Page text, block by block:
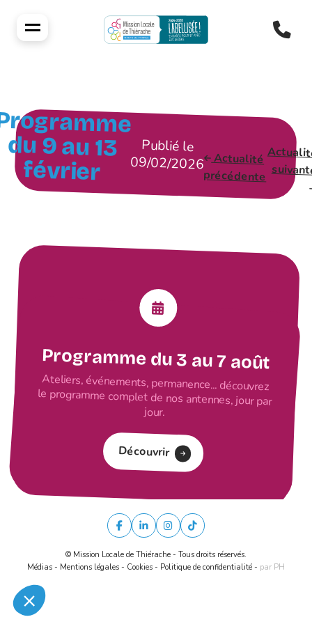
9 au 13
février
Publié le
09/02/2026 Actualité
précédente
Programme du 3 au 7 août
Ateliers, événements, permanence... découvrez
le programme complet de nos antennes, jour par
jour.
Découvrir
© Mission Locale de Thiérache - Tous droits réservés.
Médias - Mentions légales - Cookies - Politique de confidentialité - par PH